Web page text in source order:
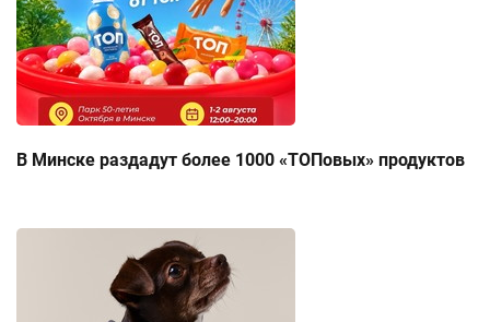
В Минске раздадут более 1000 «ТОПовых» продуктов